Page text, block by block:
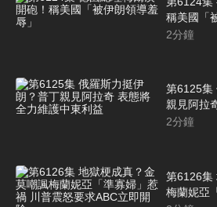
稱美國「
2分鐘
第6125集
親見阿拉奇 表態將全力維護中
益
2分鐘
第6126集
梅蘭妮亞「準